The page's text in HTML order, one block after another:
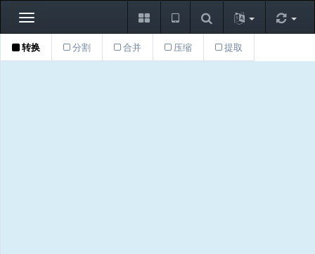
Toggle
navigation
转换 分割 合并 压缩 提取